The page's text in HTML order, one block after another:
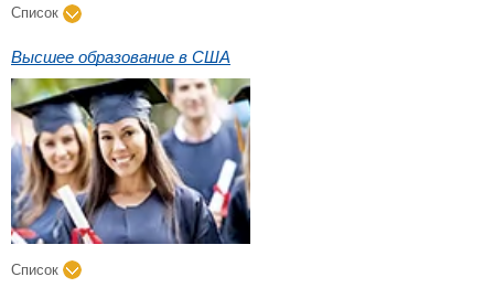
Список
Высшее образование в США
Список